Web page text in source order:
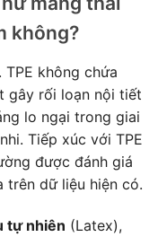
không?
không chứa
gây rối loạn nội tiết
lo ngại trong giai
Tiếp xúc với TPE
được đánh giá
trên dữ liệu hiện có.
tự nhiên (Latex),